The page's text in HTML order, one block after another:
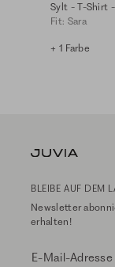
Sylt - T-Shirt
Fit: Sara
+ 1 Farbe
BLEIBE AUF DEM
Newsletter
erhalten!
E-Mail-Adresse